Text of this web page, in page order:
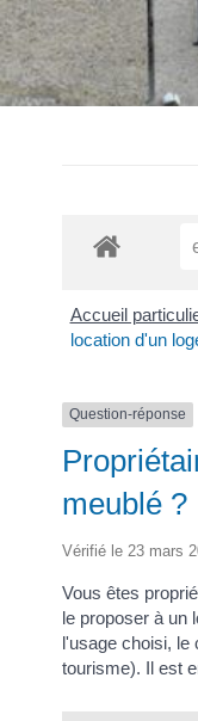
Accueil
location d'un
Question-réponse
meublé ?
Vérifié le 23 mars
Vous êtes
le proposer à un
l'usage choisi, le
tourisme). Il est